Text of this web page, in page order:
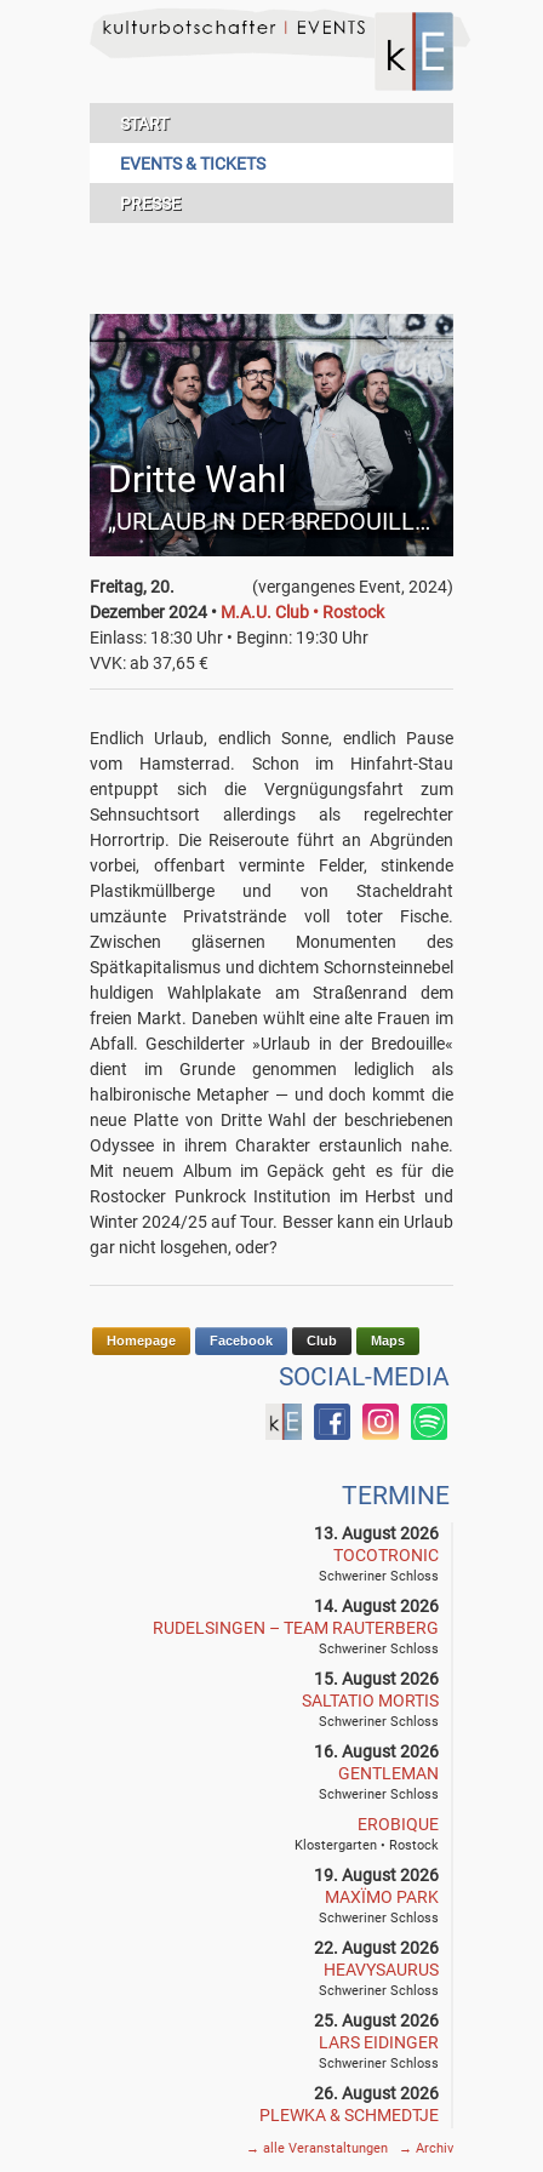
START
EVENTS & TICKETS
PRESSE
Dritte Wahl
„URLAUB IN DER BREDOUILLE TOUR“
(vergangenes Event, 2024)
Freitag, 20.
Dezember 2024 • M.A.U. Club • Rostock
Einlass: 18:30 Uhr • Beginn: 19:30 Uhr
VVK: ab 37,65 €
Endlich Urlaub, endlich Sonne, endlich Pause
vom Hamsterrad. Schon im Hinfahrt-Stau
entpuppt sich die Vergnügungsfahrt zum
Sehnsuchtsort allerdings als regelrechter
Horrortrip. Die Reiseroute führt an Abgründen
vorbei, offenbart verminte Felder, stinkende
Plastikmüllberge und von Stacheldraht
umzäunte Privatstrände voll toter Fische.
Zwischen gläsernen Monumenten des
Spätkapitalismus und dichtem Schornsteinnebel
huldigen Wahlplakate am Straßenrand dem
freien Markt. Daneben wühlt eine alte Frauen im
Abfall. Geschilderter »Urlaub in der Bredouille«
dient im Grunde genommen lediglich als
halbironische Metapher — und doch kommt die
neue Platte von Dritte Wahl der beschriebenen
Odyssee in ihrem Charakter erstaunlich nahe.
Mit neuem Album im Gepäck geht es für die
Rostocker Punkrock Institution im Herbst und
Winter 2024/25 auf Tour. Besser kann ein Urlaub
gar nicht losgehen, oder?
Homepage Facebook Club Maps
SOCIAL-MEDIA
TERMINE
13. August 2026
TOCOTRONIC
Schweriner Schloss
14. August 2026
RUDELSINGEN – TEAM RAUTERBERG
Schweriner Schloss
15. August 2026
SALTATIO MORTIS
Schweriner Schloss
16. August 2026
GENTLEMAN
Schweriner Schloss
EROBIQUE
Klostergarten • Rostock
19. August 2026
MAXÏMO PARK
Schweriner Schloss
22. August 2026
HEAVYSAURUS
Schweriner Schloss
25. August 2026
LARS EIDINGER
Schweriner Schloss
26. August 2026
PLEWKA & SCHMEDTJE
→ alle Veranstaltungen → Archiv